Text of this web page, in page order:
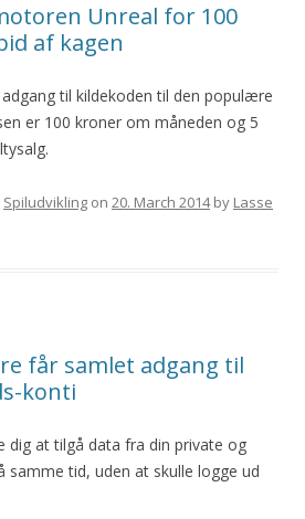
Unreal for 100
af kagen
til kildekoden til den populære
er 100 kroner om måneden og 5
Spiludvikling on 20. March 2014by Lasse
får samlet adgang til
konti
dig at tilgå data fra din private og
samme tid, uden at skulle logge ud